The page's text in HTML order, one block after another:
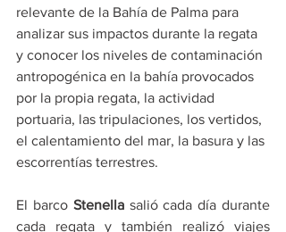
relevante de la Bahía de Palma para
analizar sus impactos durante la regata
y conocer los niveles de contaminación
antropogénica en la bahía provocados
por la propia regata, la actividad
portuaria, las tripulaciones, los vertidos,
el calentamiento del mar, la basura y las
escorrentías terrestres.
El barco Stenella salió cada día durante
cada regata y también realizó viajes